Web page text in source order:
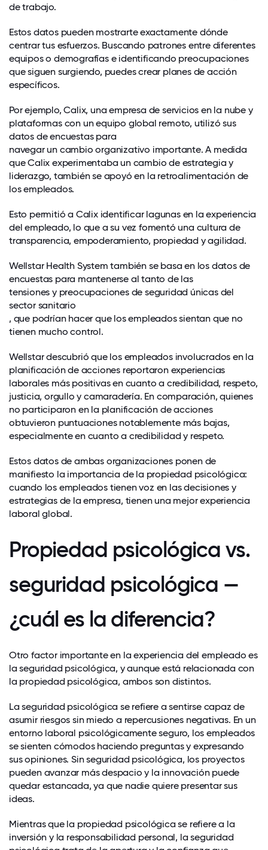
de trabajo.
Estos datos pueden mostrarte exactamente dónde
centrar tus esfuerzos. Buscando patrones entre diferentes
equipos o demografías e identificando preocupaciones
que siguen surgiendo, puedes crear planes de acción
específicos.
Por ejemplo, Calix, una empresa de servicios en la nube y
plataformas con un equipo global remoto, utilizó sus
datos de encuestas para
navegar un cambio organizativo importante. A medida
que Calix experimentaba un cambio de estrategia y
liderazgo, también se apoyó en la retroalimentación de
los empleados.
Esto permitió a Calix identificar lagunas en la experiencia
del empleado, lo que a su vez fomentó una cultura de
transparencia, empoderamiento, propiedad y agilidad.
Wellstar Health System también se basa en los datos de
encuestas para mantenerse al tanto de las
tensiones y preocupaciones de seguridad únicas del
sector sanitario
, que podrían hacer que los empleados sientan que no
tienen mucho control.
Wellstar descubrió que los empleados involucrados en la
planificación de acciones reportaron experiencias
laborales más positivas en cuanto a credibilidad, respeto,
justicia, orgullo y camaradería. En comparación, quienes
no participaron en la planificación de acciones
obtuvieron puntuaciones notablemente más bajas,
especialmente en cuanto a credibilidad y respeto.
Estos datos de ambas organizaciones ponen de
manifiesto la importancia de la propiedad psicológica:
cuando los empleados tienen voz en las decisiones y
estrategias de la empresa, tienen una mejor experiencia
laboral global.
Propiedad psicológica vs.
seguridad psicológica —
¿cuál es la diferencia?
Otro factor importante en la experiencia del empleado es
la seguridad psicológica, y aunque está relacionada con
la propiedad psicológica, ambos son distintos.
La seguridad psicológica se refiere a sentirse capaz de
asumir riesgos sin miedo a repercusiones negativas. En un
entorno laboral psicológicamente seguro, los empleados
se sienten cómodos haciendo preguntas y expresando
sus opiniones. Sin seguridad psicológica, los proyectos
pueden avanzar más despacio y la innovación puede
quedar estancada, ya que nadie quiere presentar sus
ideas.
Mientras que la propiedad psicológica se refiere a la
inversión y la responsabilidad personal, la seguridad